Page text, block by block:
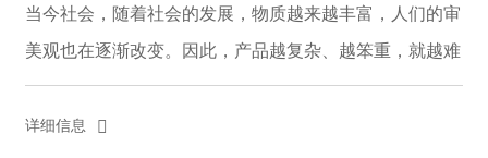
当今社会，随着社会的发展，物质越来越丰富，人们的审
美观也在逐渐改变。因此，产品越复杂、越笨重，就越难
成功地吸引顾客。近年来，一些简单精致的纸质葡萄酒礼
盒越来越受到众多葡萄酒销售商的青睐。立华集团以纸
详细信息